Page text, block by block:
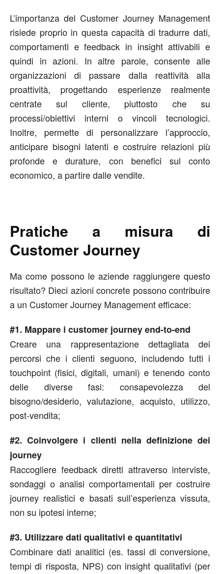
L’importanza del Customer Journey Management
risiede proprio in questa capacità di tradurre dati,
comportamenti e feedback in insight attivabili e
quindi in azioni. In altre parole, consente alle
organizzazioni di passare dalla reattività alla
proattività, progettando esperienze realmente
centrate sul cliente, piuttosto che su
processi/obiettivi interni o vincoli tecnologici.
Inoltre, permette di personalizzare l’approccio,
anticipare bisogni latenti e costruire relazioni più
profonde e durature, con benefici sul conto
economico, a partire dalle vendite.
Pratiche a misura di
Customer Journey
Ma come possono le aziende raggiungere questo
risultato? Dieci azioni concrete possono contribuire
a un Customer Journey Management efficace:
#1. Mappare i customer journey end-to-end
Creare una rappresentazione dettagliata dei
percorsi che i clienti seguono, includendo tutti i
touchpoint (fisici, digitali, umani) e tenendo conto
delle diverse fasi: consapevolezza del
bisogno/desiderio, valutazione, acquisto, utilizzo,
post-vendita;
#2. Coinvolgere i clienti nella definizione dei
journey
Raccogliere feedback diretti attraverso interviste,
sondaggi o analisi comportamentali per costruire
journey realistici e basati sull’esperienza vissuta,
non su ipotesi interne;
#3. Utilizzare dati qualitativi e quantitativi
Combinare dati analitici (es. tassi di conversione,
tempi di risposta, NPS) con insight qualitativi (per